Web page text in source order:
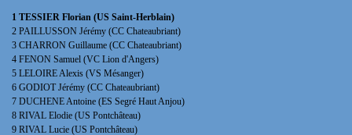
1 TESSIER Florian (US Saint-Herblain)
2 PAILLUSSON Jérémy (CC Chateaubriant)
3 CHARRON Guillaume (CC Chateaubriant)
4 FENON Samuel (VC Lion d'Angers)
5 LELOIRE Alexis (VS Mésanger)
6 GODIOT Jérémy (CC Chateaubriant)
7 DUCHENE Antoine (ES Segré Haut Anjou)
8 RIVAL Elodie (US Pontchâteau)
9 RIVAL Lucie (US Pontchâteau)